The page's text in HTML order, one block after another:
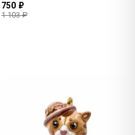
750 ₽
1 103 ₽